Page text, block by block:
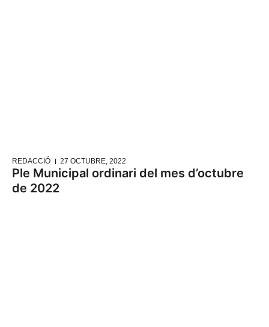
REDACCIÓ 27 OCTUBRE, 2022
Ple Municipal ordinari del mes d’octubre
de 2022